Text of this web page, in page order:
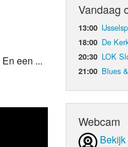
een ...
Vandaag
13:00
18:00 De
20:30 LOK
21:00 Blues
Webcam